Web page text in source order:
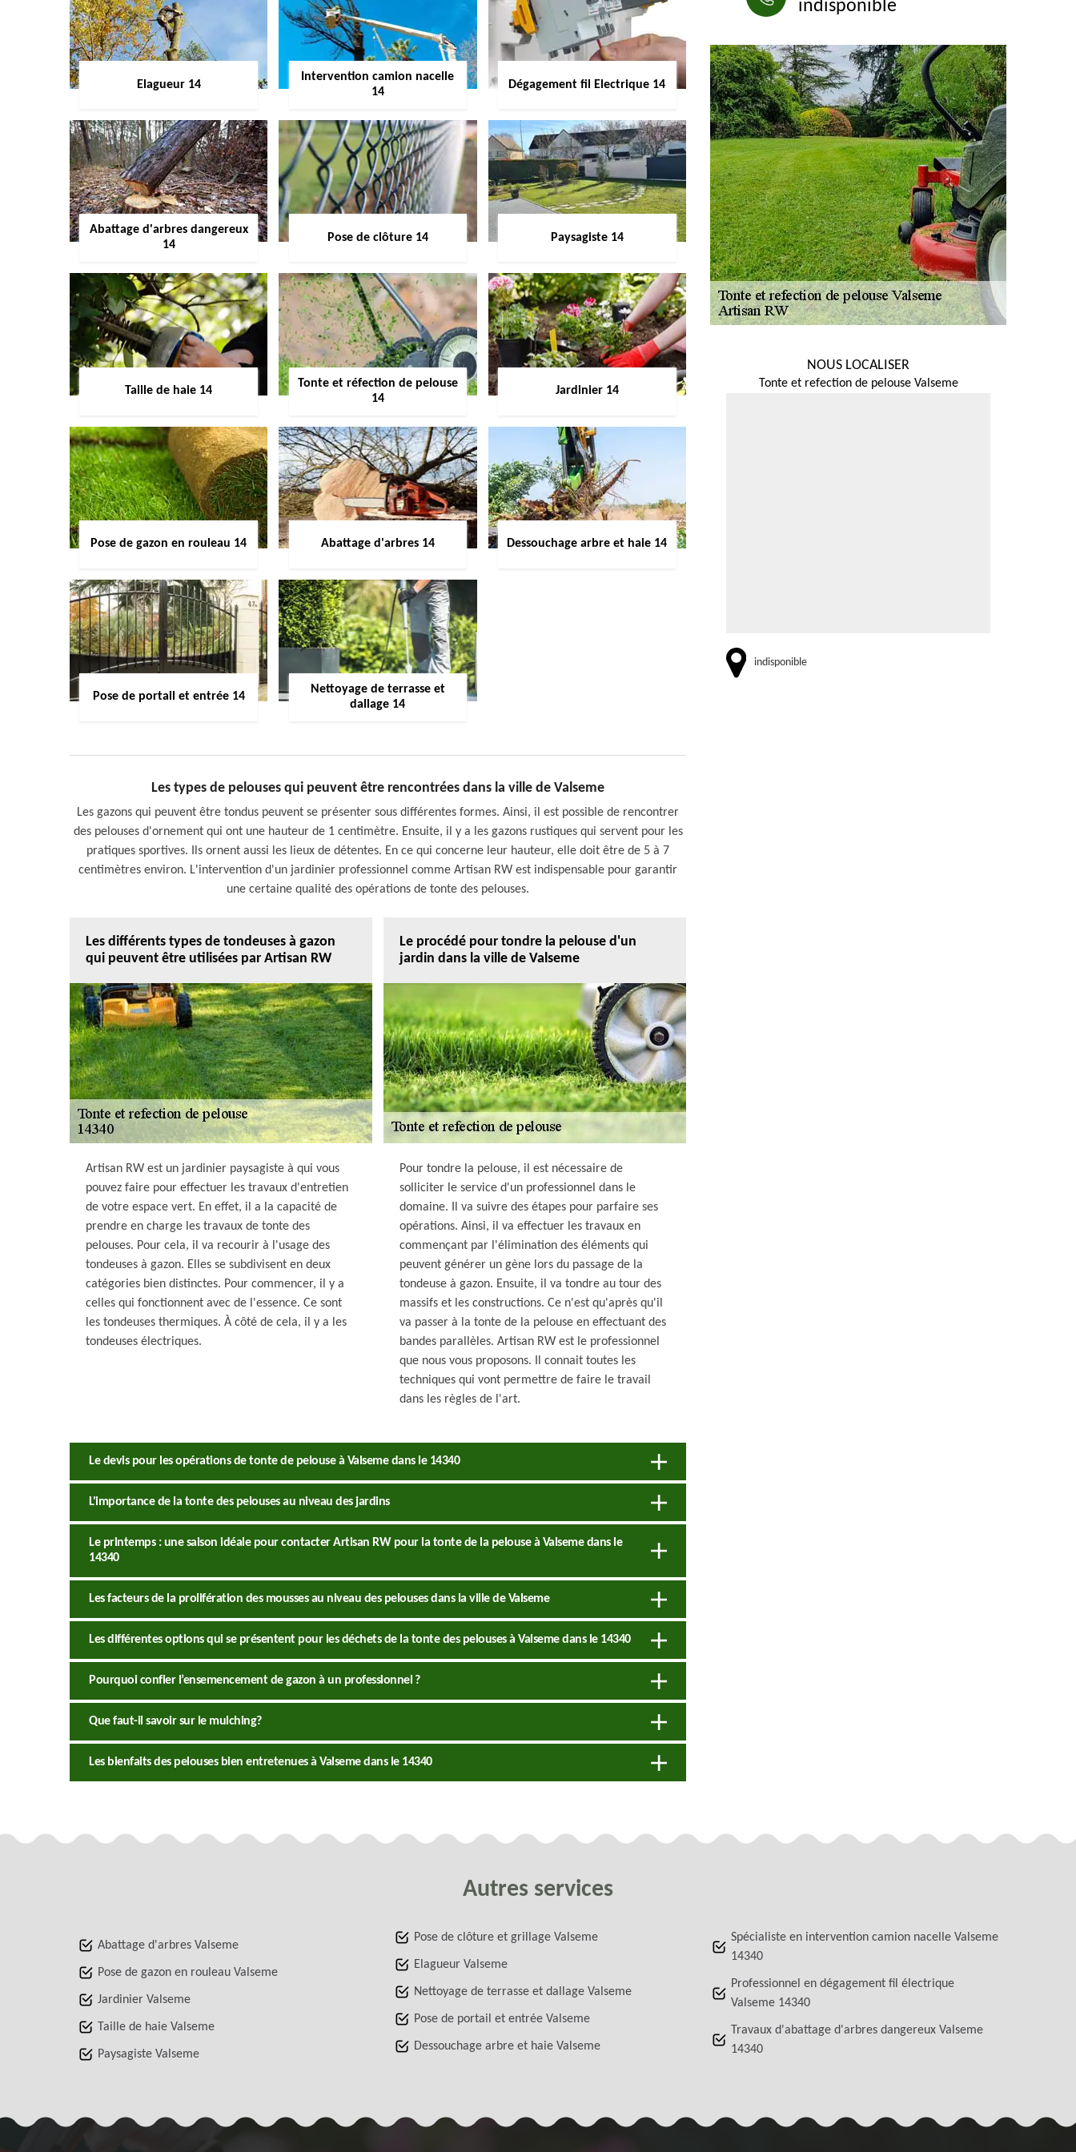
Elagueur 14
Intervention camion nacelle
14
Dégagement fil Electrique 14
Abattage d'arbres dangereux
14
Pose de clôture 14 Paysagiste 14
Taille de haie 14
Tonte et réfection de pelouse
14
Jardinier 14
Pose de gazon en rouleau 14 Abattage d'arbres 14 Dessouchage arbre et haie 14
Pose de portail et entrée 14
Nettoyage de terrasse et
dallage 14
Les types de pelouses qui peuvent être rencontrées dans la ville de Valseme
Les gazons qui peuvent être tondus peuvent se présenter sous différentes formes. Ainsi, il est possible de rencontrer
des pelouses d'ornement qui ont une hauteur de 1 centimètre. Ensuite, il y a les gazons rustiques qui servent pour les
pratiques sportives. Ils ornent aussi les lieux de détentes. En ce qui concerne leur hauteur, elle doit être de 5 à 7
centimètres environ. L'intervention d'un jardinier professionnel comme Artisan RW est indispensable pour garantir
une certaine qualité des opérations de tonte des pelouses.
Les différents types de tondeuses à gazon
qui peuvent être utilisées par Artisan RW
Artisan RW est un jardinier paysagiste à qui vous
pouvez faire pour effectuer les travaux d'entretien
de votre espace vert. En effet, il a la capacité de
prendre en charge les travaux de tonte des
pelouses. Pour cela, il va recourir à l'usage des
tondeuses à gazon. Elles se subdivisent en deux
catégories bien distinctes. Pour commencer, il y a
celles qui fonctionnent avec de l'essence. Ce sont
les tondeuses thermiques. À côté de cela, il y a les
tondeuses électriques.
Le procédé pour tondre la pelouse d'un
jardin dans la ville de Valseme
Pour tondre la pelouse, il est nécessaire de
solliciter le service d'un professionnel dans le
domaine. Il va suivre des étapes pour parfaire ses
opérations. Ainsi, il va effectuer les travaux en
commençant par l'élimination des éléments qui
peuvent générer un gène lors du passage de la
tondeuse à gazon. Ensuite, il va tondre au tour des
massifs et les constructions. Ce n'est qu'après qu'il
va passer à la tonte de la pelouse en effectuant des
bandes parallèles. Artisan RW est le professionnel
que nous vous proposons. Il connait toutes les
techniques qui vont permettre de faire le travail
dans les règles de l'art.
Le devis pour les opérations de tonte de pelouse à Valseme dans le 14340
L'importance de la tonte des pelouses au niveau des jardins
Le printemps : une saison idéale pour contacter Artisan RW pour la tonte de la pelouse à Valseme dans le
14340
Les facteurs de la prolifération des mousses au niveau des pelouses dans la ville de Valseme
Les différentes options qui se présentent pour les déchets de la tonte des pelouses à Valseme dans le 14340
Pourquoi confier l’ensemencement de gazon à un professionnel ?
Que faut-il savoir sur le mulching?
Les bienfaits des pelouses bien entretenues à Valseme dans le 14340
indisponible
NOUS LOCALISER
Tonte et refection de pelouse Valseme
indisponible
Autres services
Abattage d'arbres Valseme
Pose de gazon en rouleau Valseme
Jardinier Valseme
Taille de haie Valseme
Paysagiste Valseme
Pose de clôture et grillage Valseme
Elagueur Valseme
Nettoyage de terrasse et dallage Valseme
Pose de portail et entrée Valseme
Dessouchage arbre et haie Valseme
Spécialiste en intervention camion nacelle Valseme
14340
Professionnel en dégagement fil électrique
Valseme 14340
Travaux d'abattage d'arbres dangereux Valseme
14340